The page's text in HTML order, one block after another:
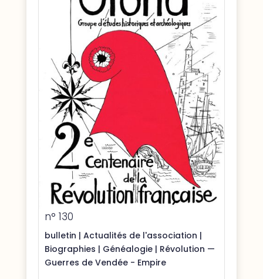
n° 130
bulletin | Actualités de l'association |
Biographies | Généalogie| Révolution —
Guerres de Vendée - Empire